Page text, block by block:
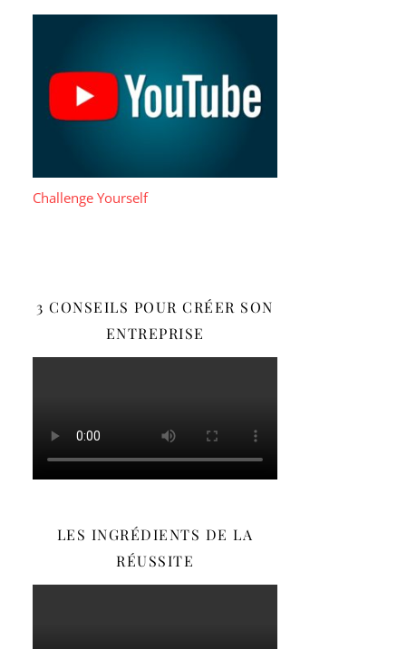
Challenge Yourself
3 CONSEILS POUR CRÉER SON
ENTREPRISE
LES INGRÉDIENTS DE LA
RÉUSSITE